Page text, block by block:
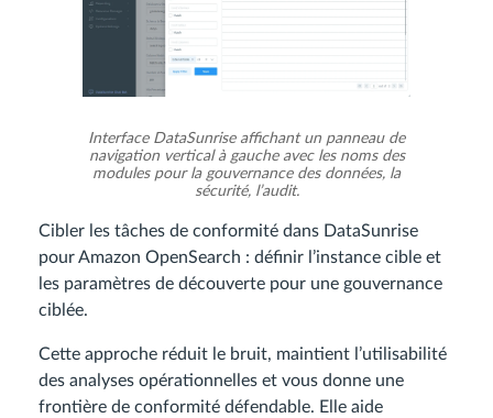
Interface DataSunrise affichant un panneau de
navigation vertical à gauche avec les noms des
modules pour la gouvernance des données, la
sécurité, l’audit.
Cibler les tâches de conformité dans DataSunrise
pour Amazon OpenSearch : définir l’instance cible et
les paramètres de découverte pour une gouvernance
ciblée.
Cette approche réduit le bruit, maintient l’utilisabilité
des analyses opérationnelles et vous donne une
frontière de conformité défendable. Elle aide